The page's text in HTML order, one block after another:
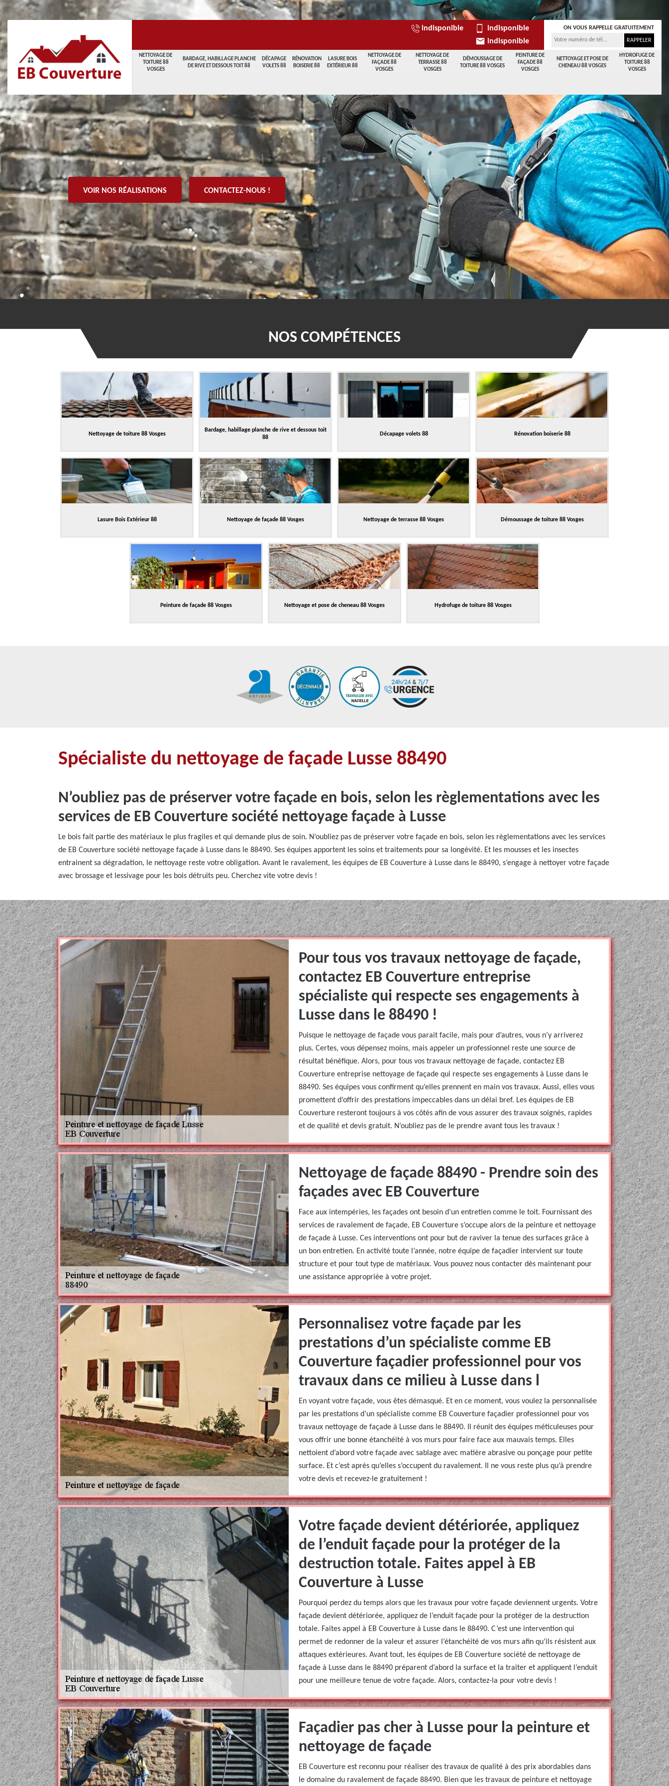
NETTOYAGE DE
TOITURE 88
VOSGES
BARDAGE, HABILLAGE PLANCHE
DE RIVE ET DESSOUS TOIT 88
DÉCAPAGE
VOLETS 88
RÉNOVATION
BOISERIE 88
LASURE BOIS
EXTÉRIEUR 88
NETTOYAGE DE
FAÇADE 88
VOSGES
NETTOYAGE DE
TERRASSE 88
VOSGES
DÉMOUSSAGE DE
TOITURE 88 VOSGES
PEINTURE DE
FAÇADE 88
VOSGES
NETTOYAGE ET POSE DE
CHENEAU 88 VOSGES
HYDROFUGE DE
TOITURE 88
VOSGES
indisponible
indisponible
indisponible
ON VOUS RAPPELLE GRATUITEMENT
VOIR NOS RÉALISATIONS CONTACTEZ-NOUS !
NOS COMPÉTENCES
Nettoyage de toiture 88 Vosges
Bardage, habillage planche de rive et dessous toit
88
Décapage volets 88 Rénovation boiserie 88
Lasure Bois Extérieur 88 Nettoyage de façade 88 Vosges Nettoyage de terrasse 88 Vosges Démoussage de toiture 88 Vosges
Peinture de façade 88 Vosges Nettoyage et pose de cheneau 88 Vosges Hydrofuge de toiture 88 Vosges
Spécialiste du nettoyage de façade Lusse 88490
N’oubliez pas de préserver votre façade en bois, selon les règlementations avec les
services de EB Couverture société nettoyage façade à Lusse
Le bois fait partie des matériaux le plus fragiles et qui demande plus de soin. N’oubliez pas de préserver votre façade en bois, selon les règlementations avec les services
de EB Couverture société nettoyage façade à Lusse dans le 88490. Ses équipes apportent les soins et traitements pour sa longévité. Et les mousses et les insectes
entrainent sa dégradation, le nettoyage reste votre obligation. Avant le ravalement, les équipes de EB Couverture à Lusse dans le 88490, s’engage à nettoyer votre façade
avec brossage et lessivage pour les bois détruits peu. Cherchez vite votre devis !
Pour tous vos travaux nettoyage de façade,
contactez EB Couverture entreprise
spécialiste qui respecte ses engagements à
Lusse dans le 88490 !
Puisque le nettoyage de façade vous parait facile, mais pour d’autres, vous n’y arriverez
plus. Certes, vous dépensez moins, mais appeler un professionnel reste une source de
résultat bénéfique. Alors, pour tous vos travaux nettoyage de façade, contactez EB
Couverture entreprise nettoyage de façade qui respecte ses engagements à Lusse dans le
88490. Ses équipes vous confirment qu’elles prennent en main vos travaux. Aussi, elles vous
promettent d’offrir des prestations impeccables dans un délai bref. Les équipes de EB
Couverture resteront toujours à vos côtés afin de vous assurer des travaux soignés, rapides
et de qualité et devis gratuit. N’oubliez pas de le prendre avant tous les travaux !
Nettoyage de façade 88490 - Prendre soin des
façades avec EB Couverture
Face aux intempéries, les façades ont besoin d’un entretien comme le toit. Fournissant des
services de ravalement de façade, EB Couverture s’occupe alors de la peinture et nettoyage
de façade à Lusse. Ces interventions ont pour but de raviver la tenue des surfaces grâce à
un bon entretien. En activité toute l’année, notre équipe de façadier intervient sur toute
structure et pour tout type de matériaux. Vous pouvez nous contacter dès maintenant pour
une assistance appropriée à votre projet.
Personnalisez votre façade par les
prestations d’un spécialiste comme EB
Couverture façadier professionnel pour vos
travaux dans ce milieu à Lusse dans l
En voyant votre façade, vous êtes démasqué. Et en ce moment, vous voulez la personnalisée
par les prestations d’un spécialiste comme EB Couverture façadier professionnel pour vos
travaux nettoyage de façade à Lusse dans le 88490. Il réunit des équipes méticuleuses pour
vous offrir une bonne étanchéité à vos murs pour faire face aux mauvais temps. Elles
nettoient d’abord votre façade avec sablage avec matière abrasive ou ponçage pour petite
surface. Et c’est après qu’elles s’occupent du ravalement. Il ne vous reste plus qu’à prendre
votre devis et recevez-le gratuitement !
Votre façade devient détériorée, appliquez
de l’enduit façade pour la protéger de la
destruction totale. Faites appel à EB
Couverture à Lusse
Pourquoi perdez du temps alors que les travaux pour votre façade deviennent urgents. Votre
façade devient détériorée, appliquez de l’enduit façade pour la protéger de la destruction
totale. Faites appel à EB Couverture à Lusse dans le 88490. C’est une intervention qui
permet de redonner de la valeur et assurer l’étanchéité de vos murs afin qu’ils résistent aux
attaques extérieures. Avant tout, les équipes de EB Couverture société de nettoyage de
façade à Lusse dans le 88490 préparent d’abord la surface et la traiter et appliquent l’enduit
pour une meilleure tenue de votre façade. Alors, contactez-la pour votre devis !
Façadier pas cher à Lusse pour la peinture et
nettoyage de façade
EB Couverture est reconnu pour réaliser des travaux de qualité à des prix abordables dans
le domaine du ravalement de façade 88490. Bien que les travaux de peinture et nettoyage